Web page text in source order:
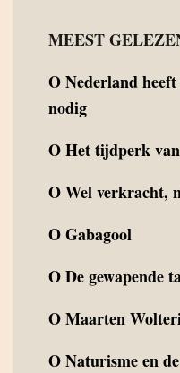
MEEST
ONederland
nodig
OHet tijdperk
OWel verkracht,
OGabagool
ODe gewapende
OMaarten
ONaturisme en